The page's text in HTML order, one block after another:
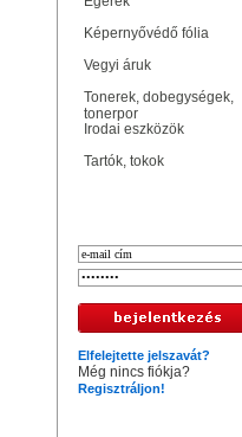
Képernyővédő fólia
Vegyi áruk
Tonerek, dobegységek,
tonerpor
Irodai eszközök
Tartók, tokok
Elfelejtette jelszavát?
Még nincs fiókja?
Regisztráljon!